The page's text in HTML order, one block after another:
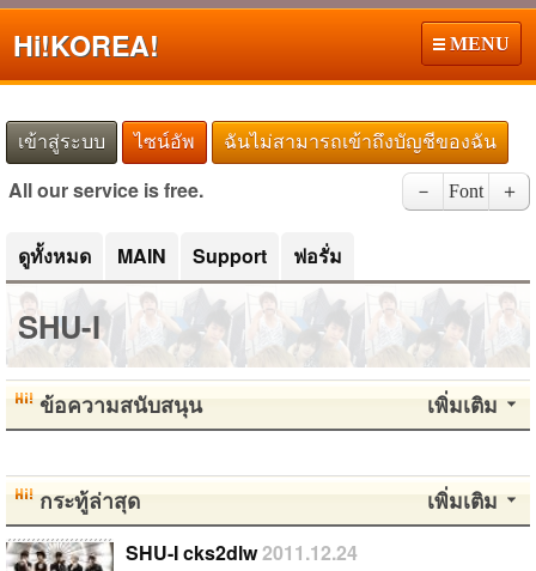
Hi!KOREA! MENU
เข้าสู่ระบบ ไซน์อัพ ฉันไม่สามารถเข้าถึงบัญชีของฉัน
All our service is free. － Font ＋
ดูทั้งหมด MAIN Support ฟอรั่ม
SHU-I
เพิ่มเติม
ข้อความสนับสนุน
เพิ่มเติม
กระทู้ล่าสุด
SHU-I cks2dlw2011.12.24